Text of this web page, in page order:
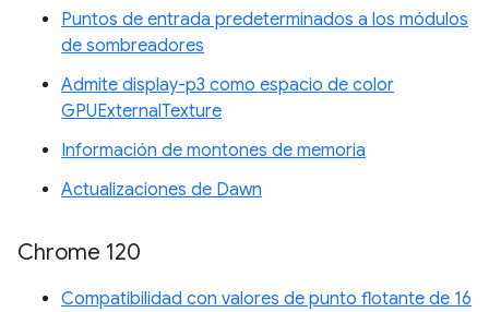
Puntos de entrada predeterminados a los módulos
de sombreadores
Admite display-p3 como espacio de color
GPUExternalTexture
Información de montones de memoria
Actualizaciones de Dawn
Chrome 120
Compatibilidad con valores de punto flotante de 16